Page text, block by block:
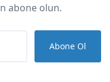
abone olun.
Abone Ol